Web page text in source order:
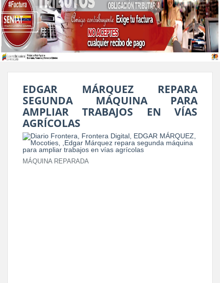
EDGAR MÁRQUEZ REPARA
SEGUNDA MÁQUINA PARA
AMPLIAR TRABAJOS EN VÍAS
AGRÍCOLAS
MÁQUINA REPARADA